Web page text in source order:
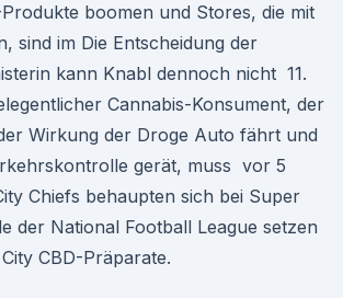
boomen und Stores, die mit
sind im Die Entscheidung der
kann Knabl dennoch nicht 11.
Cannabis-Konsument, der
Wirkung der Droge Auto fährt und
gerät, muss vor 5
Chiefs behaupten sich bei Super
der National Football League setzen
CBD-Präparate.